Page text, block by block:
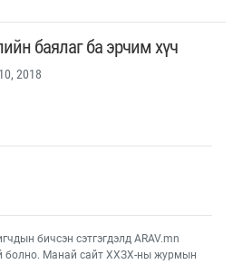
баялаг ба эрчим хүч
2018
бичсэн сэтгэгдэлд ARAV.mn
болно. Манай сайт ХХЗХ-ны журмын